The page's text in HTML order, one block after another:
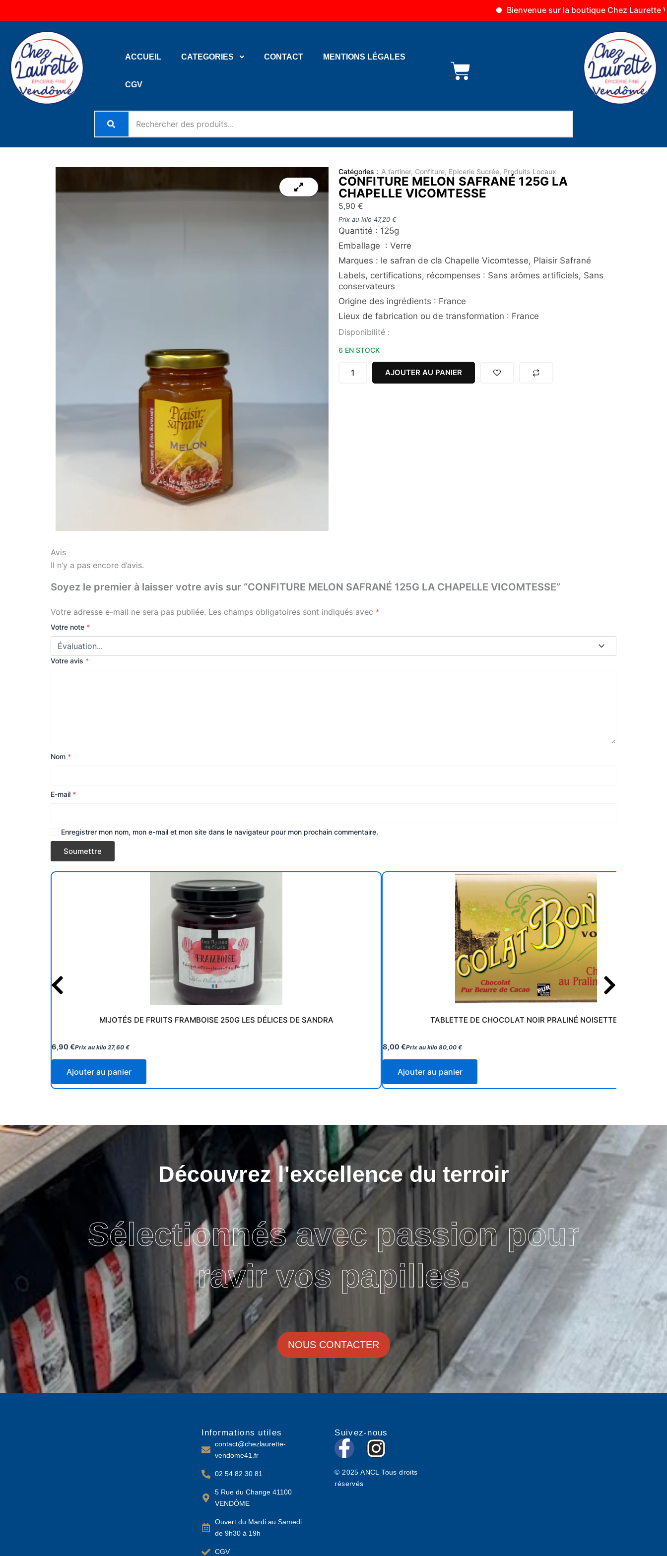
Bienvenue sur la boutique Chez Laurette Vendôme
au
ACCUEIL CATEGORIES CONTACT MENTIONS LÉGALES
CGV
Catégories : A tartiner, Confiture, Epicerie Sucrée, Produits Locaux
CONFITURE MELON SAFRANÉ 125G LA
CHAPELLE VICOMTESSE
5,90 €
Prix au kilo 47,20 €
Quantité : 125g
Emballage : Verre
Marques : le safran de cla Chapelle Vicomtesse, Plaisir Safrané
Labels, certifications, récompenses : Sans arômes artificiels, Sans
conservateurs
Origine des ingrédients : France
Lieux de fabrication ou de transformation : France
Disponibilité :
6 EN STOCK
quantité
CONFITURE
SAFRANÉ
AJOUTER AU PANIER
Avis
Il n’y a pas encore d’avis.
Soyez le premier à laisser votre avis sur “CONFITURE MELON SAFRANÉ 125G LA CHAPELLE VICOMTESSE”
Votre adresse e-mail ne sera pas publiée. Les champs obligatoires sont indiqués avec *
Votre note *
Votre avis *
Nom *
E-mail *
Enregistrer mon nom, mon e-mail et mon site dans le navigateur pour mon prochain commentaire.
MIJOTÉS DE FRUITS FRAMBOISE 250G LES DÉLICES DE SANDRA
6,90€Prix au kilo 27,60 €
Ajouter au panier
TABLETTE DE CHOCOLAT NOIR PRALINÉ NOISETTES
8,00€Prix au kilo 80,00 €
Ajouter au panier
Découvrez l'excellence du terroir
Sélectionnés avec passion pour
ravir vos papilles.
NOUS CONTACTER
Informations utiles
contact@chezlaurette-
vendome41.fr
02 54 82 30 81
5 Rue du Change 41100
VENDÔME
Ouvert du Mardi au Samedi
de 9h30 à 19h
CGV
Suivez-nous
F
a
c
I
n
© 2025 ANCL Tous droits
réservés